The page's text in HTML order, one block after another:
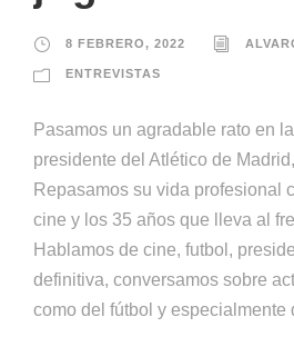
8 FEBRERO, 2022
ENTREVISTAS
Pasamos un agradable rato en
presidente del Atlético de
Repasamos su vida profesional
cine y los 35 años que lleva al
Hablamos de cine, futbol,
definitiva, conversamos sobre
como del fútbol y especialmente